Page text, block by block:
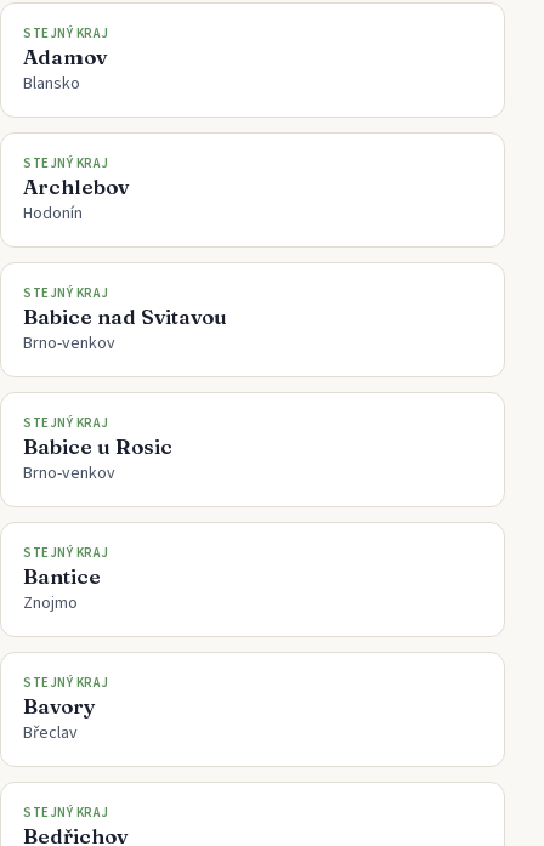
STEJNÝ KRAJ
Adamov
Blansko
STEJNÝ KRAJ
Archlebov
Hodonín
STEJNÝ KRAJ
Babice nad Svitavou
Brno-venkov
STEJNÝ KRAJ
Babice u Rosic
Brno-venkov
STEJNÝ KRAJ
Bantice
Znojmo
STEJNÝ KRAJ
Bavory
Břeclav
STEJNÝ KRAJ
Bedřichov